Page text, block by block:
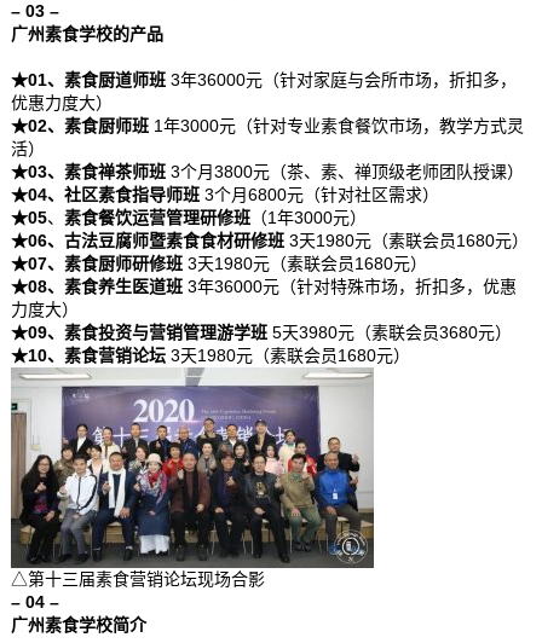
– 03 –
广州素食学校的产品
★01、素食厨道师班3年36000元（针对家庭与会所市场，折扣多，
优惠力度大）
★02、素食厨师班1年3000元（针对专业素食餐饮市场，教学方式灵
活）
★03、素食禅茶师班3个月3800元（茶、素、禅顶级老师团队授课）
★04、社区素食指导师班3个月6800元（针对社区需求）
★05、 素食餐饮运营管理研修班（1年3000元）
★06、古法豆腐师暨素食食材研修班3天1980元（素联会员1680元）
★07、素食厨师研修班3天1980元（素联会员1680元）
★08、素食养生医道班3年36000元（针对特殊市场，折扣多，优惠
力度大）
★09、素食投资与营销管理游学班5天3980元（素联会员3680元）
★10、素食营销论坛3天1980元（素联会员1680元）
△第十三届素食营销论坛现场合影
– 04 –
广州素食学校简介